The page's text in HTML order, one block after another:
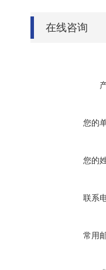
在线咨询
您的
您的
联系
常用